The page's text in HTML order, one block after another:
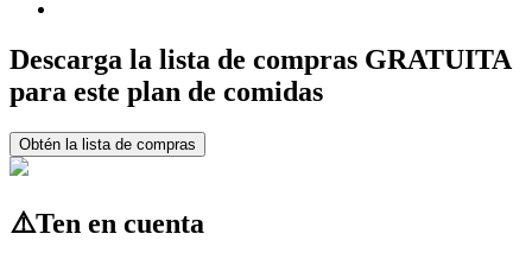
Descarga la lista de compras GRATUITA
para este plan de comidas
Obtén la lista de compras
⚠️Ten en cuenta